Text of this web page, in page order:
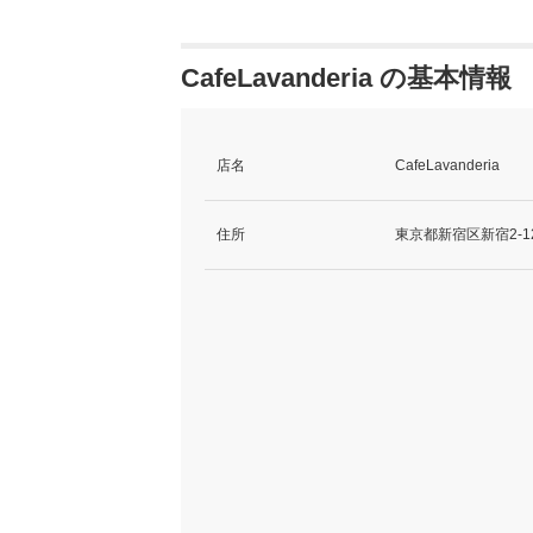
CafeLavanderia の基本情報
店名 CafeLavanderia
住所 東京都新宿区新宿2-